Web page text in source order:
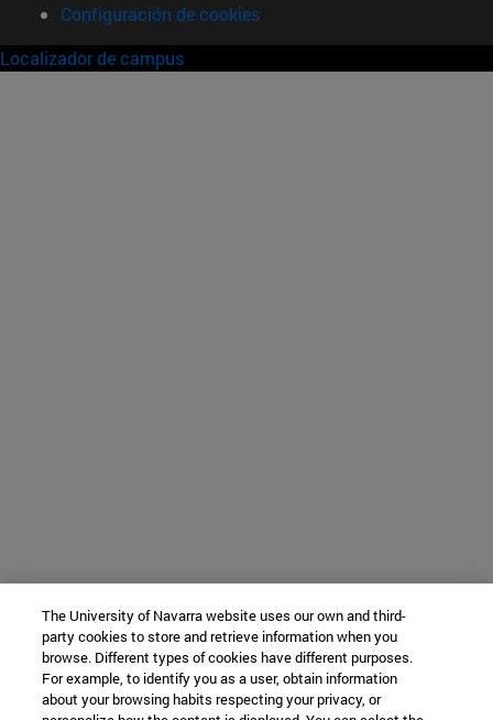
Configuración de cookies
Localizador de campus
The University of Navarra website uses our own and third-
party cookies to store and retrieve information when you
browse. Different types of cookies have different purposes.
For example, to identify you as a user, obtain information
about your browsing habits respecting your privacy, or